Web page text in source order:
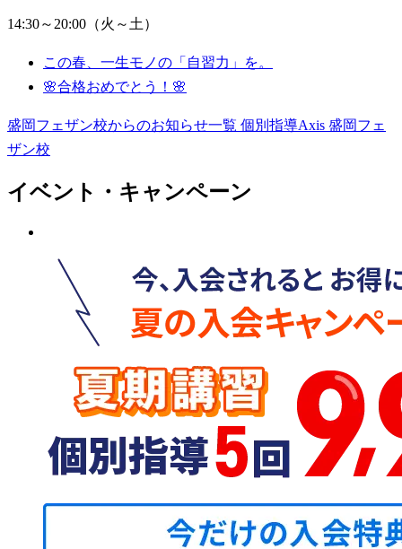
14:30～20:00（火～土）
この春、一生モノの「自習力」を。
🌸合格おめでとう！🌸
盛岡フェザン校からのお知らせ一覧 個別指導Axis 盛岡フェ
ザン校
イベント・キャンペーン